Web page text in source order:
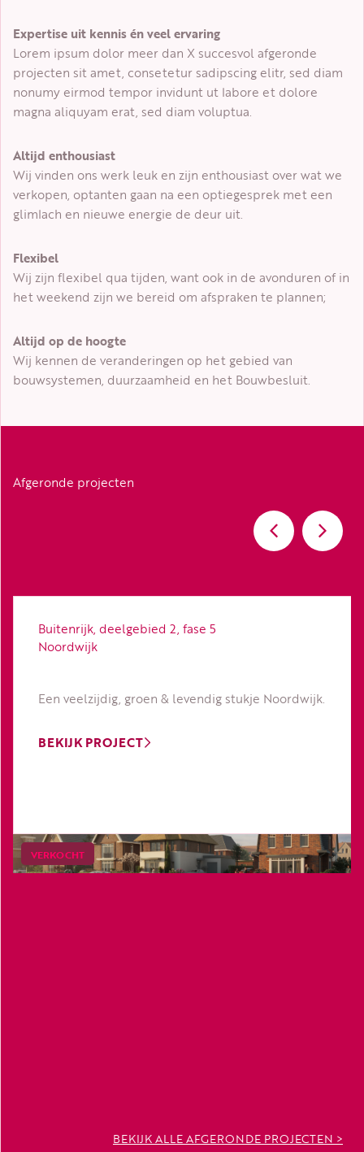
Expertise uit kennis én veel ervaring
Lorem ipsum dolor meer dan X succesvol afgeronde
projecten sit amet, consetetur sadipscing elitr, sed diam
nonumy eirmod tempor invidunt ut labore et dolore
magna aliquyam erat, sed diam voluptua.
Altijd enthousiast
Wij vinden ons werk leuk en zijn enthousiast over wat we
verkopen, optanten gaan na een optiegesprek met een
glimlach en nieuwe energie de deur uit.
Flexibel
Wij zijn flexibel qua tijden, want ook in de avonduren of in
het weekend zijn we bereid om afspraken te plannen;
Altijd op de hoogte
Wij kennen de veranderingen op het gebied van
bouwsystemen, duurzaamheid en het Bouwbesluit.
Afgeronde projecten
Buitenrijk, deelgebied 2, fase 5
Noordwijk
Een veelzijdig, groen & levendig stukje Noordwijk.
BEKIJK PROJECT
VERKOCHT
BEKIJK ALLE AFGERONDE PROJECTEN >